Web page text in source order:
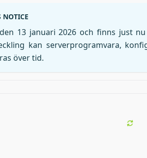
NOTICE
13 januari 2026 och finns just
kan serverprogramvara,
över tid.